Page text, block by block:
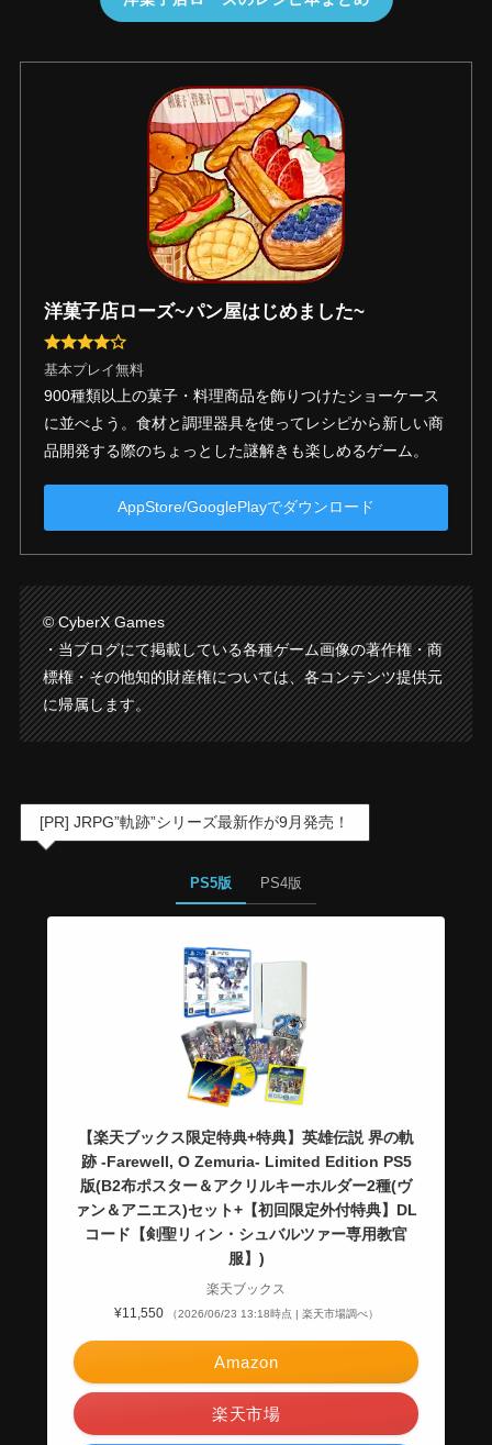
洋菓子店ローズ~パン屋はじめました~
基本プレイ無料
900種類以上の菓子・料理商品を飾りつけたショーケース
に並べよう。食材と調理器具を使ってレシピから新しい商
品開発する際のちょっとした謎解きも楽しめるゲーム。
AppStore/GooglePlayでダウンロード
© CyberX Games
・当ブログにて掲載している各種ゲーム画像の著作権・商
標権・その他知的財産権については、各コンテンツ提供元
に帰属します。
[PR] JRPG”軌跡”シリーズ最新作が9月発売！
PS5版 PS4版
【楽天ブックス限定特典+特典】英雄伝説 界の軌
跡 -Farewell, O Zemuria- Limited Edition PS5
版(B2布ポスター＆アクリルキーホルダー2種(ヴ
ァン＆アニエス)セット+【初回限定外付特典】DL
コード【剣聖リィン・シュバルツァー専用教官
服】)
楽天ブックス
¥11,550
（2026/06/23 13:18時点 | 楽天市場調べ）
Amazon
楽天市場